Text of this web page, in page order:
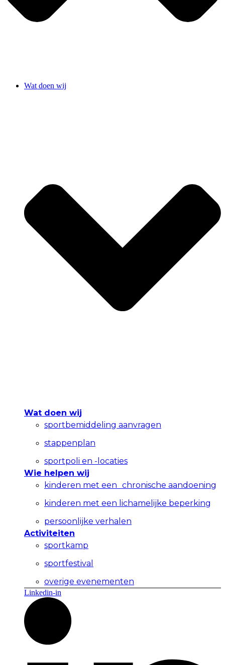
Wat doen wij
Wat doen wij
sportbemiddeling aanvragen
stappenplan
sportpoli en -locaties
Wie helpen wij
kinderen met een chronische aandoening
kinderen met een lichamelijke beperking
persoonlijke verhalen
Activiteiten
sportkamp
sportfestival
overige evenementen
Linkedin-in